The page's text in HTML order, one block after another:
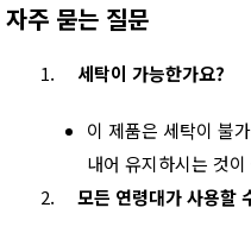
자주 묻는 질문
세탁이 가능한가요?
이 제품은 세탁이 불
내어 유지하시는 것
모든 연령대가 사용할